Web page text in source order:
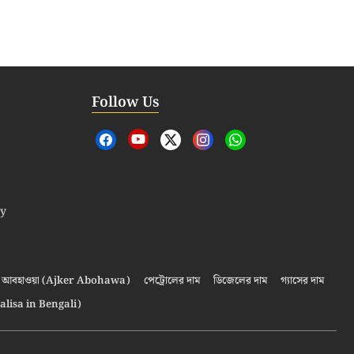
Follow Us
আবহাওয়া (Ajker Abohawa) পেট্রোলের দাম ডিজেলের দাম
গ্যাসের দাম
in Bengali)